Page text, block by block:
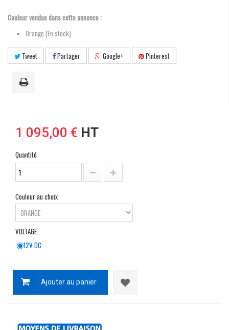
Couleur vendue dans cette annonce :
Orange (En stock)
Tweet Partager Google+ Pinterest
1 095,00 € HT
Quantité
Couleur au choix
VOLTAGE
12V DC
Ajouter au panier